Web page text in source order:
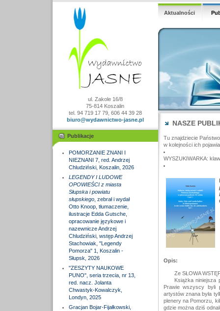
ul. Zakole 16/8
75-814 Koszalin
tel. 94 719 17 79, 606 44 39 28
biuro@wydawnictwo-jasne.pl
Publikacje
POMORZANIE ZNANI I
NIEZNANI 7, red. Andrzej
Chludziński, Koszalin, 2026
LEGENDY I LUDOWE
OPOWIEŚCI z miasta
Słupska i powiatu
słupskiego, zebrał i wydał
Otto Knoop, tłumaczenie,
ilustracje Edda Gutsche,
opracowanie językowe i
nazewnicze Andrzej
Chludziński, wstęp Andrzej
Stachowiak, "Legendy
Pomorza" 1, Koszalin -
Słupsk, 2026
"ZESZYTY NAUKOWE
PUNO", seria trzecia, nr 13,
red. nacz. Jolanta
Chwastyk-Kowalczyk,
Londyn, 2025
Gracjan Bojar-Fijałkowski,
Aktualności
NASZE
Tu znajdziecie
w kolejności ich
WYSZUKIWARKA:
Opis:
Ze SŁOWA
Książka niniejsza
Prawie wszyscy byli
artystów znana była
plenery na Pomorzu,
gdzie można dziś